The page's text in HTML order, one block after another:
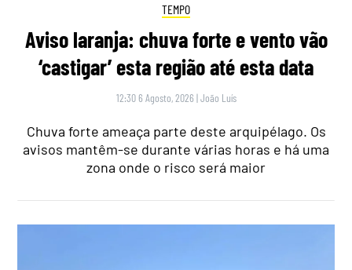
TEMPO
Aviso laranja: chuva forte e vento vão
‘castigar’ esta região até esta data
12:30 6 Agosto, 2026 |João Luís
Chuva forte ameaça parte deste arquipélago. Os
avisos mantêm-se durante várias horas e há uma
zona onde o risco será maior